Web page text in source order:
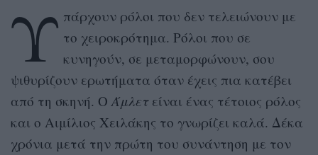
Υ πάρχουν ρόλοι που δεν τελειώνουν με
το χειροκρότημα. Ρόλοι που σε
κυνηγούν, σε μεταμορφώνουν, σου
ψιθυρίζουν ερωτήματα όταν έχεις πια κατέβει
από τη σκηνή. ΟΆμλετείναι ένας τέτοιος ρόλος
και ο Αιμίλιος Χειλάκης το γνωρίζει καλά. Δέκα
χρόνια μετά την πρώτη του συνάντηση με τον